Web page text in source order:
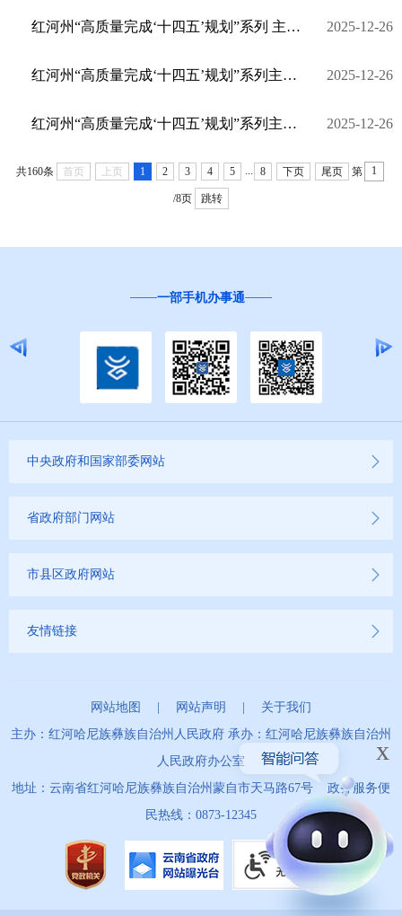
红河州“高质量完成‘十四五’规划”系列 主题新闻发布会·建水县专场发布会 2025-12-26
红河州“高质量完成‘十四五’规划”系列主题新闻发布会·开远市专场发布会 2025-12-26
红河州“高质量完成‘十四五’规划”系列主题新闻发布会·个旧市专场 2025-12-26
共160条 首页 上页 1 2 3 4 5 8 下页 尾页 第
/8页 跳转
一部手机办事通
中央政府和国家部委网站
省政府部门网站
市县区政府网站
友情链接
网站地图 网站声明
关于我们
主办：红河哈尼族彝族自治州人民政府 承办：红河哈尼族彝族自治州
人民政府办公室
地址：云南省红河哈尼族彝族自治州蒙自市天马路67号 政务服务便
民热线：0873-12345
x